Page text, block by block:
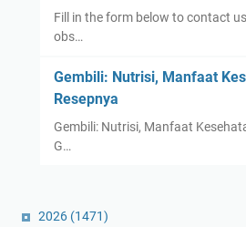
Fill in the form below to contact
obs…
Gembili: Nutrisi, Manfaat
Resepnya
Gembili: Nutrisi, Manfaat
G…
2026 (1471)